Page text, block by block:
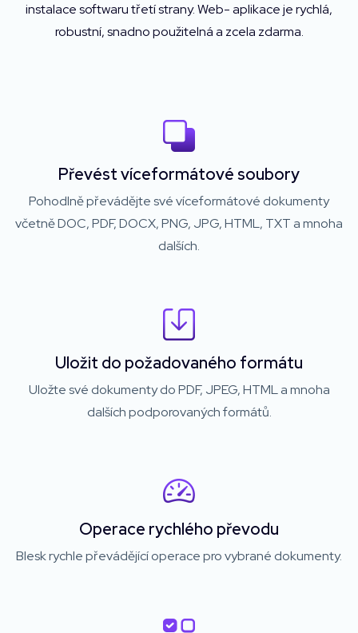
instalace softwaru třetí strany. Web- aplikace je rychlá,
robustní, snadno použitelná a zcela zdarma.
Převést víceformátové soubory
Pohodlně převádějte své víceformátové dokumenty
včetně DOC, PDF, DOCX, PNG, JPG, HTML, TXT a mnoha
dalších.
Uložit do požadovaného formátu
Uložte své dokumenty do PDF, JPEG, HTML a mnoha
dalších podporovaných formátů.
Operace rychlého převodu
Blesk rychle převádějící operace pro vybrané dokumenty.